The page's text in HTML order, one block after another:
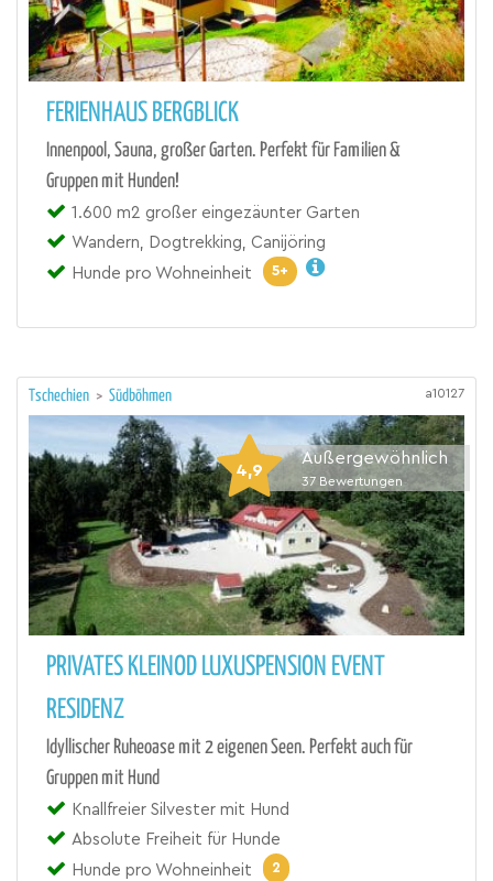
FERIENHAUS BERGBLICK
Innenpool, Sauna, großer Garten. Perfekt für Familien &
Gruppen mit Hunden!
1.600 m2 großer eingezäunter Garten
Wandern, Dogtrekking, Canijöring
Hunde pro Wohneinheit
5+
Tschechien > Südböhmen a10127
4,9
Außergewöhnlich
37 Bewertungen
PRIVATES KLEINOD LUXUSPENSION EVENT
RESIDENZ
Idyllischer Ruheoase mit 2 eigenen Seen. Perfekt auch für
Gruppen mit Hund
Knallfreier Silvester mit Hund
Absolute Freiheit für Hunde
Hunde pro Wohneinheit
2